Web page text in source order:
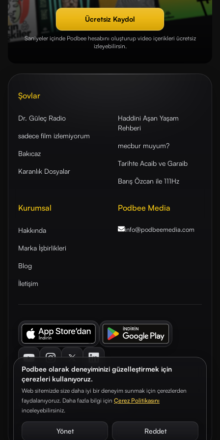
Podbee olarak deneyiminizi güzelleştirmek için
çerezleri kullanıyoruz.
Web sitemizde size daha iyi bir deneyim sunmak için çerezlerden
faydalanıyoruz. Daha fazla bilgi için Çerez Politikasını
inceleyebilirsiniz.
Yönet Reddet
Ücretsiz Kaydol
Saniyeler içinde Podbee hesabını oluşturup video içerikleri ücretsiz
izleyebilirsin.
Şovlar
Dr. Güleç Radio
sadece film izlemiyorum
Bakıcaz
Karanlık Dosyalar
Haddini Aşan Yaşam
Rehberi
mecbur muyum?
Tarihte Acaib ve Garaib
Barış Özcan ile 111Hz
Kurumsal
Hakkında
Marka İşbirlikleri
Blog
İletişim
Podbee Media
info@podbeemedia.com
© 2026. Podbee Media. Tüm hakları saklıdır.
Çerez TercihleriAydınlatma Metni Gizlilik Sözleşmesi